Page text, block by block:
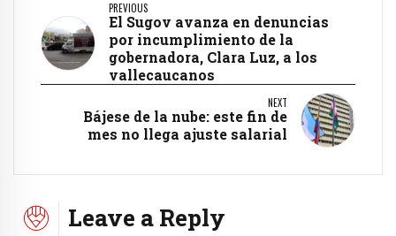
PREVIOUS
El Sugov avanza en denuncias
por incumplimiento de la
gobernadora, Clara Luz, a los
vallecaucanos
NEXT
Bájese de la nube: este fin de
mes no llega ajuste salarial
Leave a Reply